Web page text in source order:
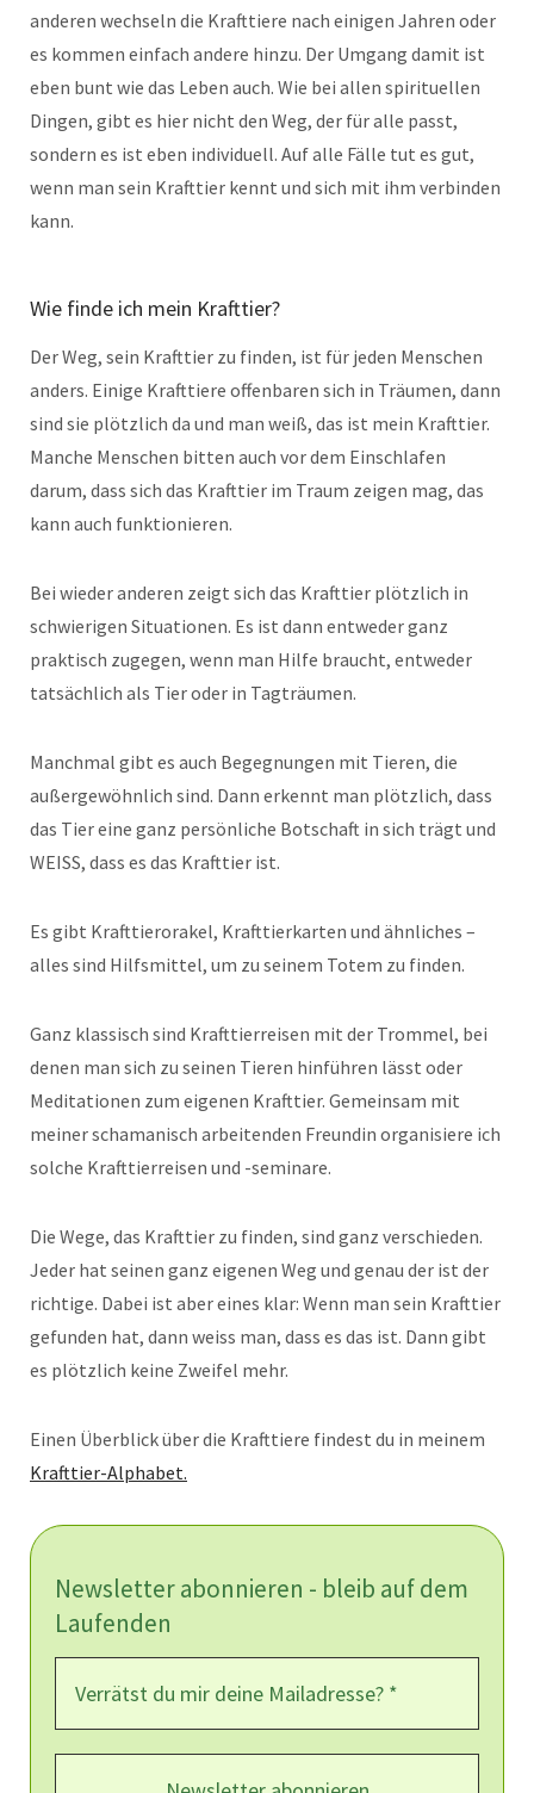
anderen wechseln die Krafttiere nach einigen Jahren oder
es kommen einfach andere hinzu. Der Umgang damit ist
eben bunt wie das Leben auch. Wie bei allen spirituellen
Dingen, gibt es hier nicht den Weg, der für alle passt,
sondern es ist eben individuell. Auf alle Fälle tut es gut,
wenn man sein Krafttier kennt und sich mit ihm verbinden
kann.
Wie finde ich mein Krafttier?
Der Weg, sein Krafttier zu finden, ist für jeden Menschen
anders. Einige Krafttiere offenbaren sich in Träumen, dann
sind sie plötzlich da und man weiß, das ist mein Krafttier.
Manche Menschen bitten auch vor dem Einschlafen
darum, dass sich das Krafttier im Traum zeigen mag, das
kann auch funktionieren.
Bei wieder anderen zeigt sich das Krafttier plötzlich in
schwierigen Situationen. Es ist dann entweder ganz
praktisch zugegen, wenn man Hilfe braucht, entweder
tatsächlich als Tier oder in Tagträumen.
Manchmal gibt es auch Begegnungen mit Tieren, die
außergewöhnlich sind. Dann erkennt man plötzlich, dass
das Tier eine ganz persönliche Botschaft in sich trägt und
WEISS, dass es das Krafttier ist.
Es gibt Krafttierorakel, Krafttierkarten und ähnliches –
alles sind Hilfsmittel, um zu seinem Totem zu finden.
Ganz klassisch sind Krafttierreisen mit der Trommel, bei
denen man sich zu seinen Tieren hinführen lässt oder
Meditationen zum eigenen Krafttier. Gemeinsam mit
meiner schamanisch arbeitenden Freundin organisiere ich
solche Krafttierreisen und -seminare.
Die Wege, das Krafttier zu finden, sind ganz verschieden.
Jeder hat seinen ganz eigenen Weg und genau der ist der
richtige. Dabei ist aber eines klar: Wenn man sein Krafttier
gefunden hat, dann weiss man, dass es das ist. Dann gibt
es plötzlich keine Zweifel mehr.
Einen Überblick über die Krafttiere findest du in meinem
Krafttier-Alphabet.
Newsletter abonnieren - bleib auf dem
Laufenden